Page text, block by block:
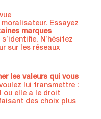
Essayez
marques
N’hésitez
sur les réseaux
les valeurs qui vous
lui transmettre :
ou elle a le droit
des choix plus